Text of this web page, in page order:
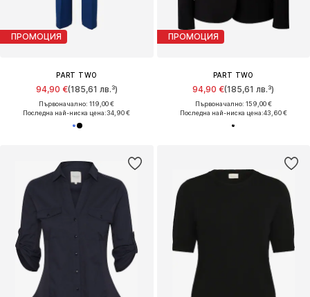
ПРОМОЦИЯ
PART TWO
94,90 €(185,61 лв.³)
Първоначално: 119,00 €
Последна най-ниска цена:34,90 €
ПРОМОЦИЯ
PART TWO
94,90 €(185,61 лв.³)
Първоначално: 159,00 €
Последна най-ниска цена:43,60 €